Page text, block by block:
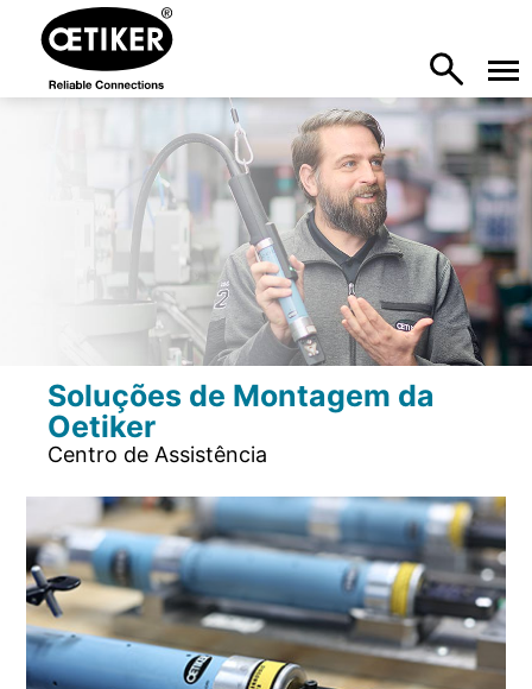
Soluções de Montagem da
Oetiker
Centro de Assistência